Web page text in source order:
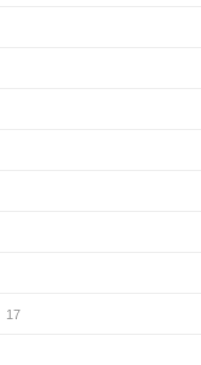
17